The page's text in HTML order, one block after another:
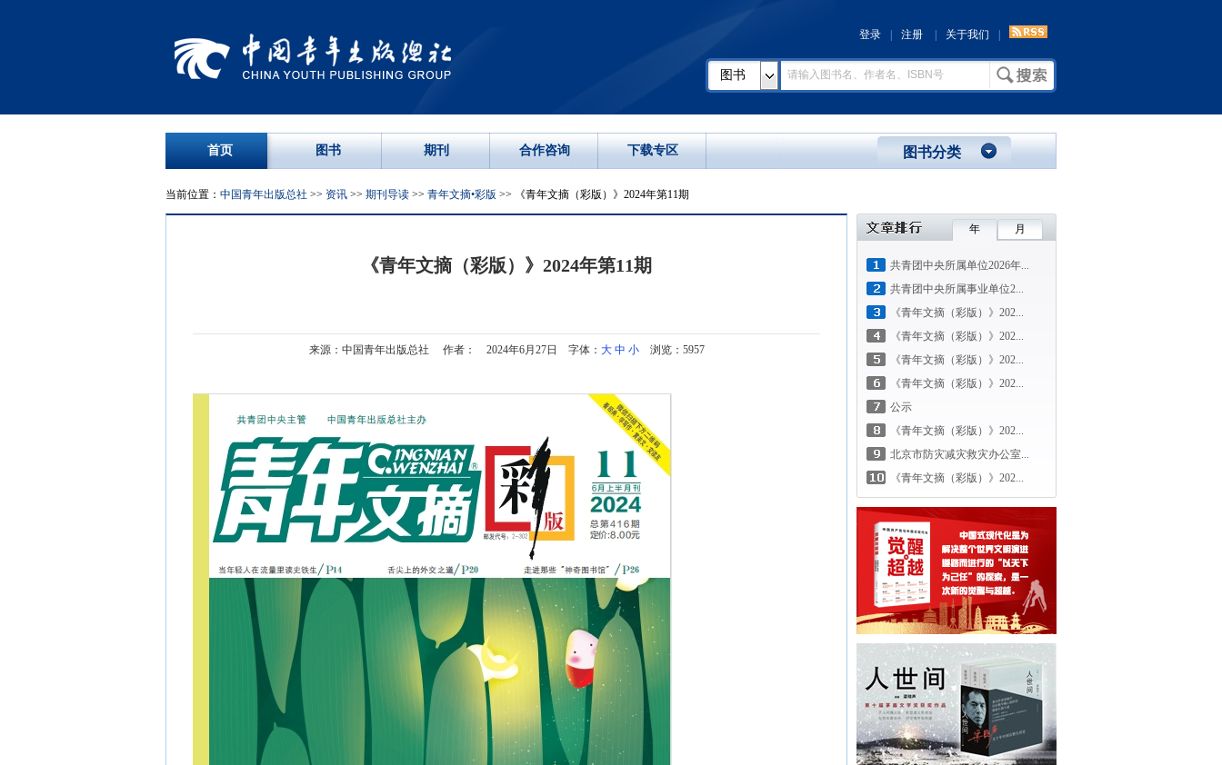
登录 注册 关于我们
图书
首页 图书 期刊 合作咨询 下载专区 图书分类
当前位置： 中国青年出版总社 >> 资讯 >> 期刊导读 >> 青年文摘•彩版 >> 《青年文摘（彩版）》2024年第11期
《青年文摘（彩版）》2024年第11期
来源：中国青年出版总社 作者： 2024年6月27日 字体： 大 中 小浏览：5957
年 月
共青团中央所属单位2026年...
共青团中央所属事业单位2...
《青年文摘（彩版）》202...
《青年文摘（彩版）》202...
《青年文摘（彩版）》202...
《青年文摘（彩版）》202...
公示
《青年文摘（彩版）》202...
北京市防灾减灾救灾办公室...
《青年文摘（彩版）》202...